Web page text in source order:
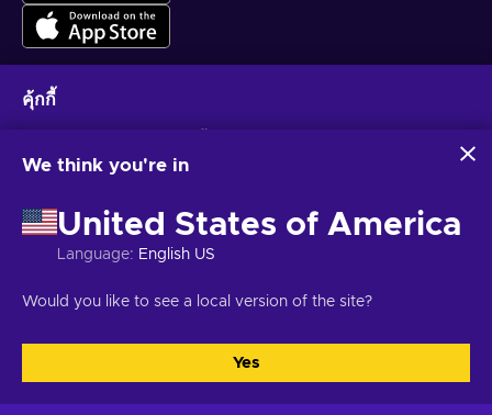
รับข้อเสนอเกมส่วนบุคคล
คุณสามารถยกเลิกการสมัครได้ตลอดเวลา ไปที่ ประกาศความเป็นส่วนตัว
ข้อมูลเพิ่มเติม
ไทยUSD
คุ้กกี้
รวบรวมและวิเคราะห์ข้อมูลเกี่ยวกับผู้ใช้เว็บไซต์นี้ เราใช้ข้อมูลนี้เพื่อ
บุคคลของคุณอาจถูกนำไปใช้เพื่อปรับแต่งโฆษณา
การคลิก 'ยอมรับทั้งหมด' หมายความว่าคุณยินยอมให้ Eneba และ
พันธมิตรใช้เทคโนโลยีเหล่านี้ คุณสามารถปรับเปลี่ยนความยินยอม
สำหรับข้อมูลเพิ่มเติมเกี่ยวกับวิธีที่ Google ใช้ข้อมูลของคุณ โปรดดู
We think you're in
United States of America
Language: English US
Would you like to see a local version of the site?
Yes